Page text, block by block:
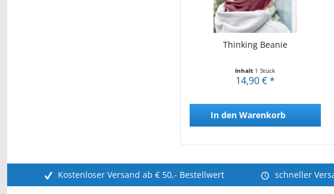
Thinking Beanie
Inhalt 1 Stück
14,90 € *
In den Warenkorb
Kostenloser Versand ab € 50,- Bestellwert schneller